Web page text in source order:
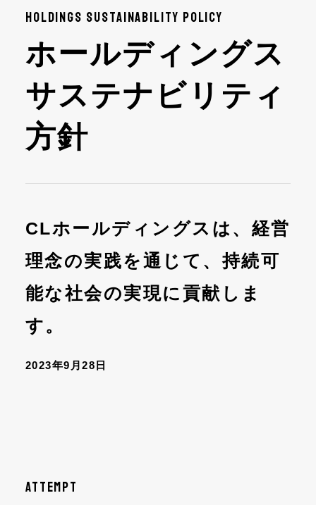
HOLDINGS SUSTAINABILITY POLICY
ホールディングス
サステナビリティ
方針
CLホールディングスは、経営
理念の実践を通じて、持続可
能な社会の実現に貢献しま
す。
2023年9月28日
ATTEMPT